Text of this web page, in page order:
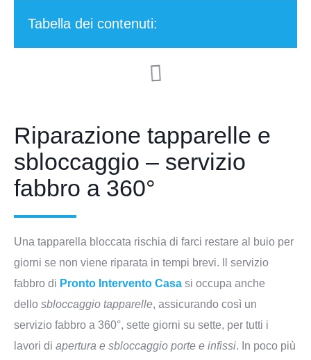
Tabella dei contenuti:
Riparazione tapparelle e
sbloccaggio – servizio
fabbro a 360°
Una tapparella bloccata rischia di farci restare al buio per
giorni se non viene riparata in tempi brevi. Il servizio
fabbro di Pronto Intervento Casa si occupa anche
dello sbloccaggio tapparelle, assicurando così un
servizio fabbro a 360°, sette giorni su sette, per tutti i
lavori di apertura e sbloccaggio porte e infissi. In poco più